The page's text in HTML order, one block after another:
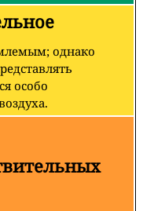
однако
особо